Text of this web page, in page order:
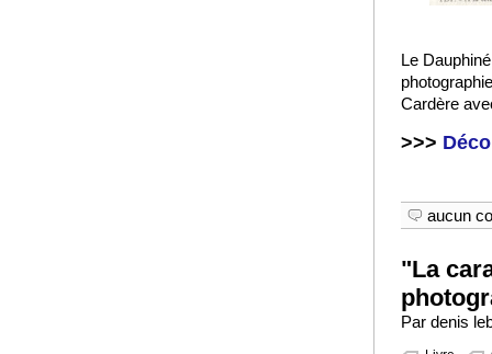
Le
Cardère
>>>
aucun
"La
Par denis